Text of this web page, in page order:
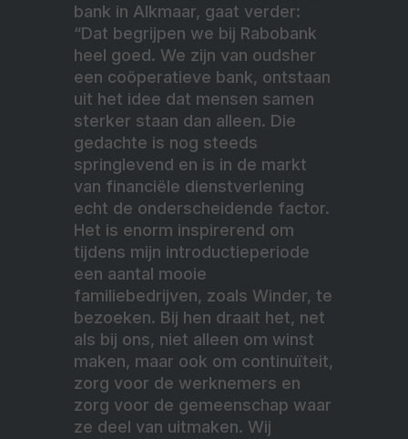
bank in Alkmaar, gaat verder:
“Dat begrijpen we bij Rabobank
heel goed. We zijn van oudsher
een coöperatieve bank, ontstaan
uit het idee dat mensen samen
sterker staan dan alleen. Die
gedachte is nog steeds
springlevend en is in de markt
van financiële dienstverlening
echt de onderscheidende factor.
Het is enorm inspirerend om
tijdens mijn introductieperiode
een aantal mooie
familiebedrijven, zoals Winder, te
bezoeken. Bij hen draait het, net
als bij ons, niet alleen om winst
maken, maar ook om continuïteit,
zorg voor de werknemers en
zorg voor de gemeenschap waar
ze deel van uitmaken. Wij